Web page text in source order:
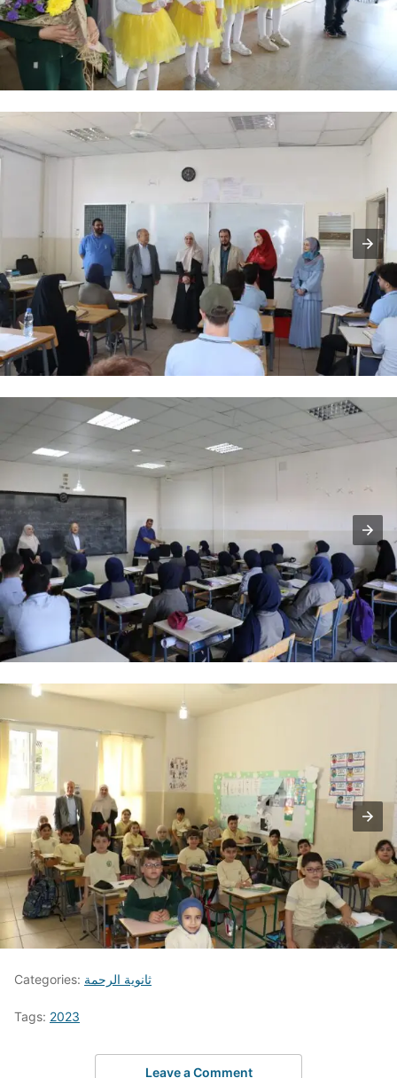
Categories: ثانوية الرحمة
Tags: 2023
Leave a Comment